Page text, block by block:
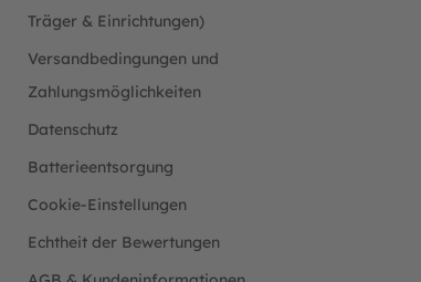
Träger & Einrichtungen)
Versandbedingungen und
Zahlungsmöglichkeiten
Datenschutz
Batterieentsorgung
Cookie-Einstellungen
Echtheit der Bewertungen